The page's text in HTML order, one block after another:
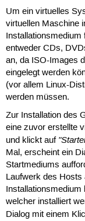
Um ein virtuelles
virtuellen Maschine
entweder CDs,
an, da ISO-Images
eingelegt werden
(vor allem Linux-
werden müssen.
Zur Installation des
eine zuvor erstellte
und klickt auf
Mal, erscheint ein
Startmediums
Laufwerk des
Installationsmedium
welcher installiert
Dialog mit einem